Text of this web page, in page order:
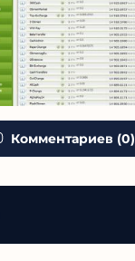
Комментариев (0)